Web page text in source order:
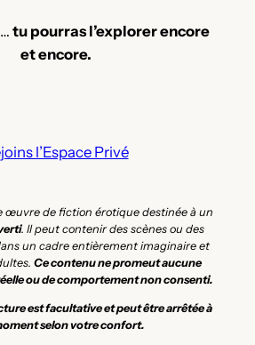
tu pourras l’explorer encore
et encore.
l’Espace Privé
œuvre de fiction érotique destinée à un
. Il peut contenir des scènes ou des
un cadre entièrement imaginaire et
Ce contenu ne promeut aucune
ou de comportement non consenti.
est facultative et peut être arrêtée à
selon votre confort.